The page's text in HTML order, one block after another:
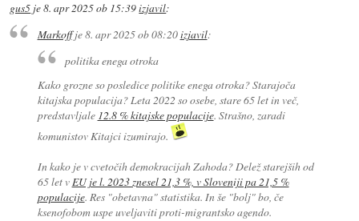
gus5 je8. apr 2025 ob 15:39izjavil:
Markoffje8. apr 2025 ob 08:20izjavil:
politika enega otroka
Kako grozne so posledice politike enega otroka? Starajoča
kitajska populacija? Leta 2022 so osebe, stare 65 let in več,
predstavljale 12.8 % kitajske populacije. Strašno, zaradi
komunistov Kitajci izumirajo.
In kako je v cvetočih demokracijah Zahoda? Delež starejših od
65 let vEU je l. 2023 znesel 21,3 %, v Sloveniji pa 21,5 %
populacije. Res "obetavna" statistika. In še "bolj" bo, če
ksenofobom uspe uveljaviti proti-migrantsko agendo.